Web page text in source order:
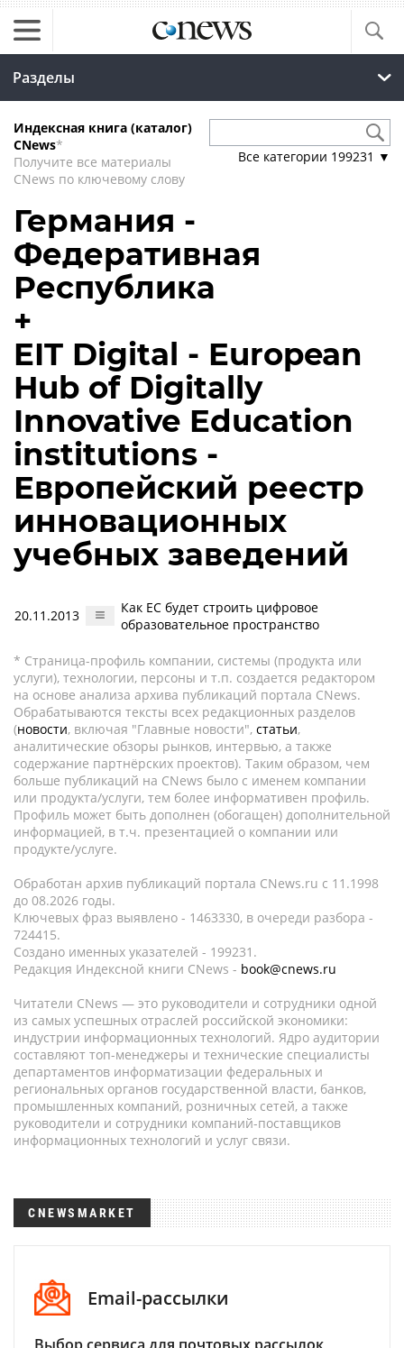
Разделы
Индексная книга (каталог)
CNews*
Получите все материалы
CNews по ключевому слову
Все категории 199231 ▼
Германия -
Федеративная
Республика
+
EIT Digital - European
Hub of Digitally
Innovative Education
institutions -
Европейский реестр
инновационных
учебных заведений
20.11.2013
Как ЕС будет строить цифровое
образовательное пространство
* Страница-профиль компании, системы (продукта или
услуги), технологии, персоны и т.п. создается редактором
на основе анализа архива публикаций портала CNews.
Обрабатываются тексты всех редакционных разделов
(новости, включая "Главные новости", статьи,
аналитические обзоры рынков, интервью, а также
содержание партнёрских проектов). Таким образом, чем
больше публикаций на CNews было с именем компании
или продукта/услуги, тем более информативен профиль.
Профиль может быть дополнен (обогащен) дополнительной
информацией, в т.ч. презентацией о компании или
продукте/услуге.
Обработан архив публикаций портала CNews.ru c 11.1998
до 08.2026 годы.
Ключевых фраз выявлено - 1463330, в очереди разбора -
724415.
Создано именных указателей - 199231.
Редакция Индексной книги CNews - book@cnews.ru
Читатели CNews — это руководители и сотрудники одной
из самых успешных отраслей российской экономики:
индустрии информационных технологий. Ядро аудитории
составляют топ-менеджеры и технические специалисты
департаментов информатизации федеральных и
региональных органов государственной власти, банков,
промышленных компаний, розничных сетей, а также
руководители и сотрудники компаний-поставщиков
информационных технологий и услуг связи.
CNEWSMARKET
Email-рассылки